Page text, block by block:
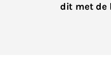
dit met de